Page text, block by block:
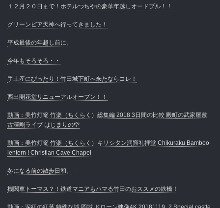
１２月２０日まで！ホテルつちやの豪華年越しオードブル！！
グリーンピア天神へ行ってきました！
平成最後の年越し前に。
今年もそろそろ・・
手土産にぴったり！竹田城下町へ来たならコレ！
西出開花堂リニューアルオープン！！
動画：美竹灯篭 竹楽（ちくらく）総集編 2018 3日間の比較 殿町の武家屋敷
古澤剛ライブ はじまりの空
動画：美竹灯篭 竹楽（ちくらく）キリシタン洞窟礼拝堂 Chikuraku Bamboo
lentern ! Christian Cave Chapel
冬になる前の散歩日和。
機関車トーマス？！鉄道マニアもハマる竹田のおススメの鉄橋！